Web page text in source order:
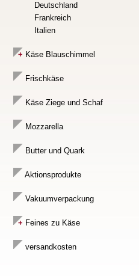
Deutschland
Frankreich
Italien
Käse Blauschimmel
Frischkäse
Käse Ziege und Schaf
Mozzarella
Butter und Quark
Aktionsprodukte
Vakuumverpackung
Feines zu Käse
versandkosten